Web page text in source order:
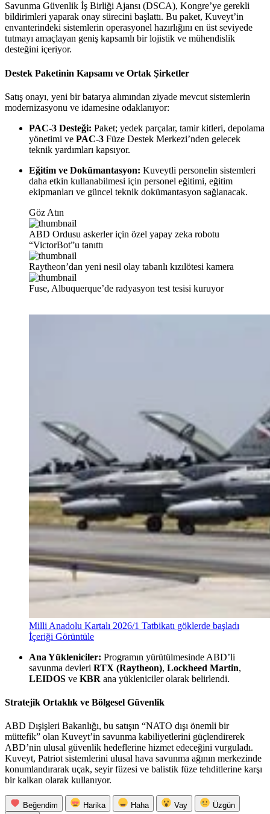
Savunma Güvenlik İş Birliği Ajansı (DSCA), Kongre’ye gerekli
bildirimleri yaparak onay sürecini başlattı. Bu paket, Kuveyt’in
envanterindeki sistemlerin operasyonel hazırlığını en üst seviyede
tutmayı amaçlayan geniş kapsamlı bir lojistik ve mühendislik
desteğini içeriyor.
Destek Paketinin Kapsamı ve Ortak Şirketler
Satış onayı, yeni bir batarya alımından ziyade mevcut sistemlerin
modernizasyonu ve idamesine odaklanıyor:
PAC-3 Desteği: Paket; yedek parçalar, tamir kitleri, depolama
yönetimi ve PAC-3 Füze Destek Merkezi’nden gelecek
teknik yardımları kapsıyor.
Eğitim ve Dokümantasyon: Kuveytli personelin sistemleri
daha etkin kullanabilmesi için personel eğitimi, eğitim
ekipmanları ve güncel teknik dokümantasyon sağlanacak.
Göz Atın
ABD Ordusu askerler için özel yapay zeka robotu
“VictorBot”u tanıttı
Raytheon’dan yeni nesil olay tabanlı kızılötesi kamera
Fuse, Albuquerque’de radyasyon test tesisi kuruyor
Milli Anadolu Kartalı 2026/1 Tatbikatı göklerde başladı
İçeriği Görüntüle
Ana Yükleniciler: Programın yürütülmesinde ABD’li
savunma devleri RTX (Raytheon), Lockheed Martin,
LEIDOS ve KBR ana yükleniciler olarak belirlendi.
Stratejik Ortaklık ve Bölgesel Güvenlik
ABD Dışişleri Bakanlığı, bu satışın “NATO dışı önemli bir
müttefik” olan Kuveyt’in savunma kabiliyetlerini güçlendirerek
ABD’nin ulusal güvenlik hedeflerine hizmet edeceğini vurguladı.
Kuveyt, Patriot sistemlerini ulusal hava savunma ağının merkezinde
konumlandırarak uçak, seyir füzesi ve balistik füze tehditlerine karşı
bir kalkan olarak kullanıyor.
Beğendim Harika Haha Vay Üzgün